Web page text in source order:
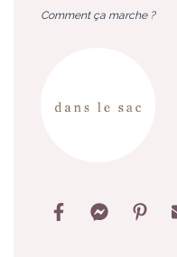
Comment ça marche ?